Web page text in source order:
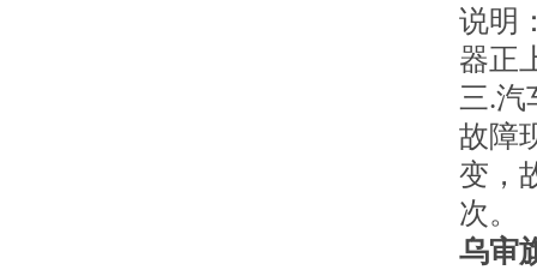
说明
器正
三.汽
故障
变，
次。
乌审